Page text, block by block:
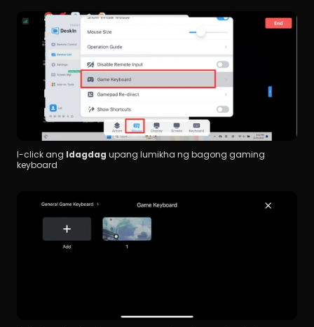
I-click ang Idagdag upang lumikha ng bagong gaming
keyboard